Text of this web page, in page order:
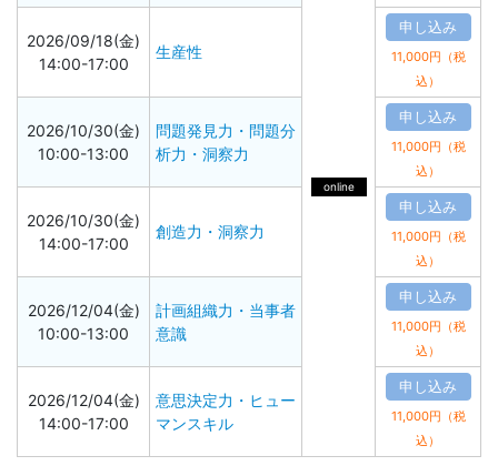
online
2026/09/18(金)
14:00-17:00
生産性
申し込み
11,000円（税
込）
2026/10/30(金)
10:00-13:00
問題発見力・問題分
析力・洞察力
申し込み
11,000円（税
込）
2026/10/30(金)
14:00-17:00
創造力・洞察力
申し込み
11,000円（税
込）
2026/12/04(金)
10:00-13:00
計画組織力・当事者
意識
申し込み
11,000円（税
込）
2026/12/04(金)
14:00-17:00
意思決定力・ヒュー
マンスキル
申し込み
11,000円（税
込）